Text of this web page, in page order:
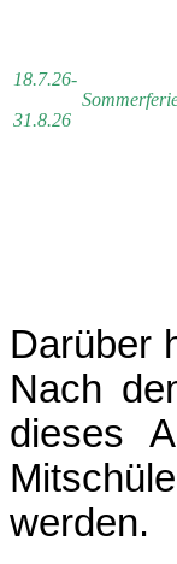
18.7.26-
31.8.26
Darüber
Nach
dieses
werden.